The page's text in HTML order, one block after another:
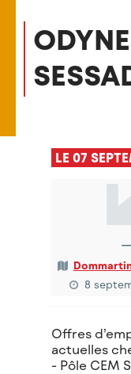
LE 07
8
Offres
actuelles
- Pôle CEM